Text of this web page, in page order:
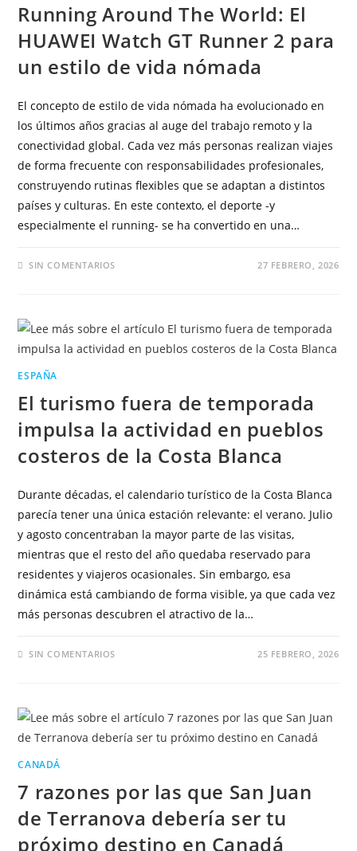
Running Around The World: El
HUAWEI Watch GT Runner 2 para
un estilo de vida nómada
El concepto de estilo de vida nómada ha evolucionado en
los últimos años gracias al auge del trabajo remoto y la
conectividad global. Cada vez más personas realizan viajes
de forma frecuente con responsabilidades profesionales,
construyendo rutinas flexibles que se adaptan a distintos
países y culturas. En este contexto, el deporte -y
especialmente el running- se ha convertido en una…
SIN COMENTARIOS 27 FEBRERO, 2026
ESPAÑA
El turismo fuera de temporada
impulsa la actividad en pueblos
costeros de la Costa Blanca
Durante décadas, el calendario turístico de la Costa Blanca
parecía tener una única estación relevante: el verano. Julio
y agosto concentraban la mayor parte de las visitas,
mientras que el resto del año quedaba reservado para
residentes y viajeros ocasionales. Sin embargo, esa
dinámica está cambiando de forma visible, ya que cada vez
más personas descubren el atractivo de la…
SIN COMENTARIOS 25 FEBRERO, 2026
CANADÁ
7 razones por las que San Juan
de Terranova debería ser tu
próximo destino en Canadá